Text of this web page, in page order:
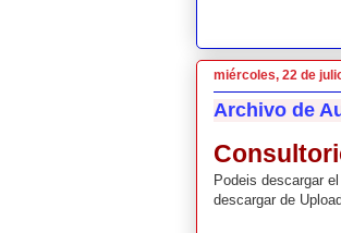
miércoles, 22 de
Archivo de
Podeis descargar
descargar de